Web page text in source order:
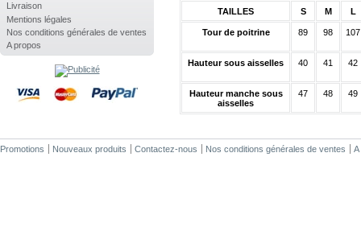
Livraison
Mentions légales
Nos conditions générales de ventes
A propos
TAILLES S M L
Tour de poitrine 89 98 107
Hauteur sous aisselles 40 41 42
Hauteur manche sous
aisselles
47 48 49
Promotions Nouveaux produits Contactez-nous Nos conditions générales de ventes A